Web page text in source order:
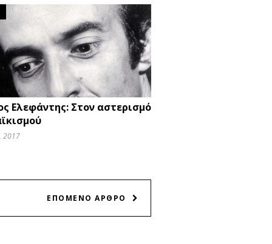
Ελεφάντης: Στον αστερισμό
2017
ΕΠΟΜΕΝΟ ΑΡΘΡΟ